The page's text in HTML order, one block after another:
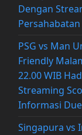
Dengan
PSG vs Man
Friendly
22.00 WIB
Streaming
Informasi
Singapura vs